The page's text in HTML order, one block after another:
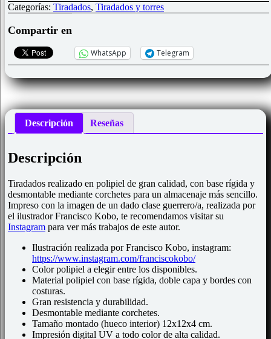
Guerrero"
cantidad
Categorías: Tiradados, Tiradados y torres
Compartir en
WhatsApp Telegram
Descripción Reseñas
Descripción
Tiradados realizado en polipiel de gran calidad, con base rígida y
desmontable mediante corchetes para un almacenaje más sencillo.
Impreso con la imagen de un dado clase guerrero/a, realizada por
el ilustrador Francisco Kobo, te recomendamos visitar su
Instagram para ver más trabajos de este autor.
Ilustración realizada por Francisco Kobo, instagram:
https://www.instagram.com/franciscokobo/
Color polipiel a elegir entre los disponibles.
Material polipiel con base rígida, doble capa y bordes con
costuras.
Gran resistencia y durabilidad.
Desmontable mediante corchetes.
Tamaño montado (hueco interior) 12x12x4 cm.
Impresión digital UV a todo color de alta calidad.